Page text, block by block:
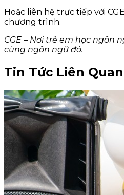
Hoặc liên hệ trực tiếp với
chương trình.
CGE – Nơi trẻ em học ngôn
cùng ngôn ngữ đó.
Tin Tức Liên Quan